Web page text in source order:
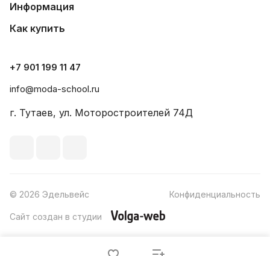
Информация
Как купить
+7 901 199 11 47
info@moda-school.ru
г. Тутаев, ул. Моторостроителей 74Д
© 2026 Эдельвейс Конфиденциальность
Сайт создан в студии